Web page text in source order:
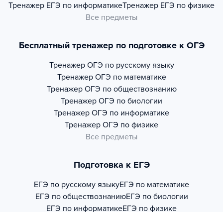
Тренажер ЕГЭ по информатикеТренажер ЕГЭ по физике
Все предметы
Бесплатный тренажер по подготовке к ОГЭ
Тренажер ОГЭ по русскому языку
Тренажер ОГЭ по математике
Тренажер ОГЭ по обществознанию
Тренажер ОГЭ по биологии
Тренажер ОГЭ по информатике
Тренажер ОГЭ по физике
Все предметы
Подготовка к ЕГЭ
ЕГЭ по русскому языкуЕГЭ по математике
ЕГЭ по обществознаниюЕГЭ по биологии
ЕГЭ по информатикеЕГЭ по физике